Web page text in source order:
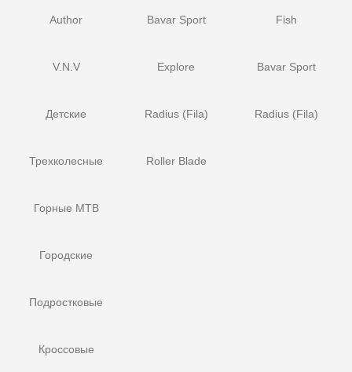
Author
V.N.V
Детские
Трехколесные
Горные MTB
Городские
Подростковые
Кроссовые
Bavar Sport
Explore
Radius (Fila)
Roller Blade
Fish
Bavar Sport
Radius (Fila)